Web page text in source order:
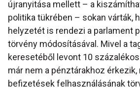
újranyitása mellett – a
politika tükrében – sokan várták,
helyzetét is rendezi a parlament
törvény módosításával. Mivel a
keresetéből levont 10
már nem a pénztárakhoz
befizetések felhasználásának